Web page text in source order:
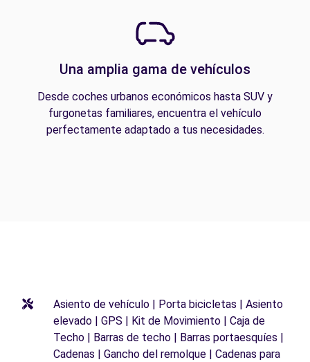
Una amplia gama de vehículos
Desde coches urbanos económicos hasta SUV y
furgonetas familiares, encuentra el vehículo
perfectamente adaptado a tus necesidades.
Asiento de vehículo | Porta bicicletas | Asiento
elevado | GPS | Kit de Movimiento | Caja de
Techo | Barras de techo | Barras portaesquíes |
Cadenas | Gancho del remolque | Cadenas para